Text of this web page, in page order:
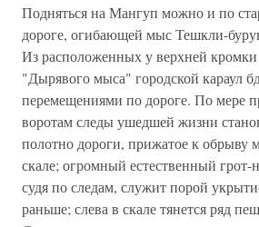
Подняться на Мангуп можно и по
дороге, огибающей мыс Тешкли-
Из расположенных у верхней
"Дырявого мыса" городской караул
перемещениями по дороге. По мере
воротам следы ушедшей жизни
полотно дороги, прижатое к обрыву
скале; огромный естественный грот-
судя по следам, служит порой
раньше; слева в скале тянется ряд